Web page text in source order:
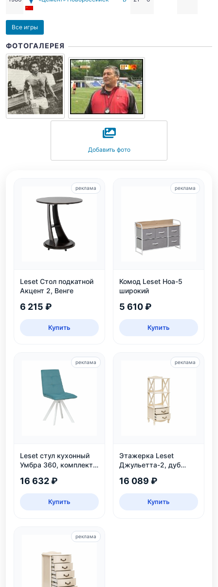
Все игры
ФОТОГАЛЕРЕЯ
Добавить фото
Leset Стол подкатной
Акцент 2, Венге
6 215 ₽
Купить
реклама
Комод Leset Ноа-5
широкий
5 610 ₽
Купить
реклама
Leset стул кухонный
Умбра 360, комплект
16 632 ₽
Купить
реклама
Этажерка Leset
Джульетта-2, дуб
16 089 ₽
Купить
реклама
реклама